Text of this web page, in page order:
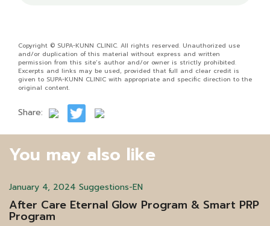
Copyright © SUPA-KUNN CLINIC. All rights reserved. Unauthorized use
and/or duplication of this material without express and written
permission from this site’s author and/or owner is strictly prohibited.
Excerpts and links may be used, provided that full and clear credit is
given to SUPA-KUNN CLINIC with appropriate and specific direction to the
original content.
Share:
You may also like
January 4, 2024 Suggestions-EN
After Care Eternal Glow Program & Smart PRP
Program